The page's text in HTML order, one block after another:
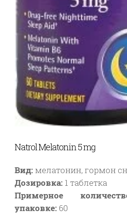
Natrol Melatonin 5 mg
Вид: мелатонин, гормон
Дозировка: 1 таблетка
Примерное
упаковке: 60